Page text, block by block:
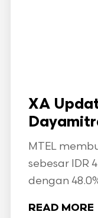
XA
MTEL
sebesar IDR
dengan
READ MORE